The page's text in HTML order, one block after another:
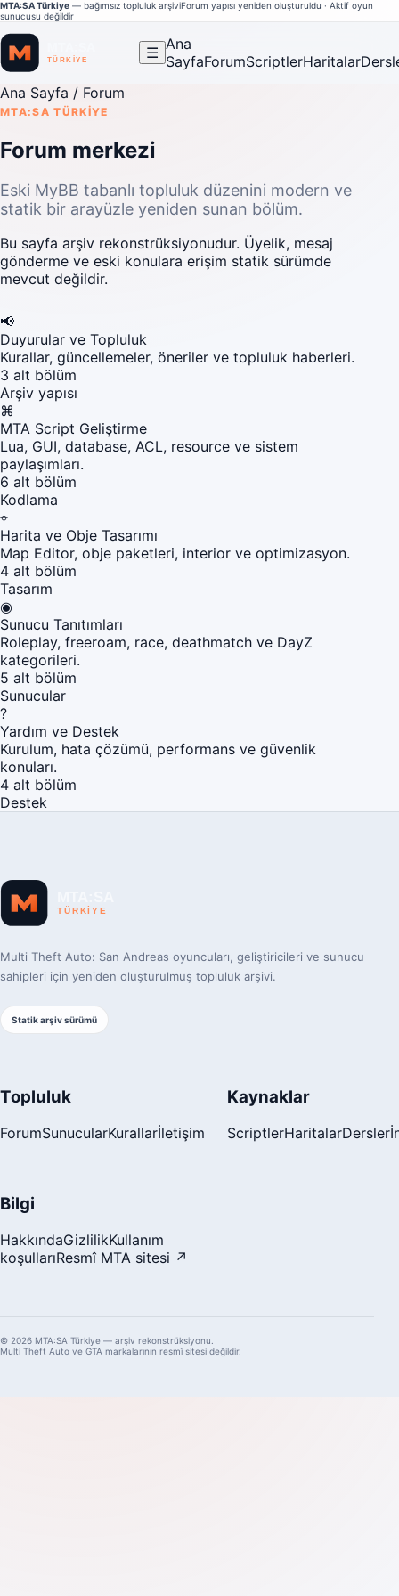
MTA:SA Türkiye — bağımsız topluluk arşiviForum yapısı yeniden oluşturuldu · Aktif oyun
sunucusu değildir
☰ Ana
SayfaForumScriptlerHaritalar
Ana Sayfa / Forum
MTA:SA TÜRKIYE
Forum merkezi
Eski MyBB tabanlı topluluk düzenini modern ve
statik bir arayüzle yeniden sunan bölüm.
Bu sayfa arşiv rekonstrüksiyonudur. Üyelik, mesaj
gönderme ve eski konulara erişim statik sürümde
mevcut değildir.
📢
Duyurular ve Topluluk
Kurallar, güncellemeler, öneriler ve topluluk haberleri.
3 alt bölüm
Arşiv yapısı
⌘
MTA Script Geliştirme
Lua, GUI, database, ACL, resource ve sistem
paylaşımları.
6 alt bölüm
Kodlama
⌖
Harita ve Obje Tasarımı
Map Editor, obje paketleri, interior ve optimizasyon.
4 alt bölüm
Tasarım
◉
Sunucu Tanıtımları
Roleplay, freeroam, race, deathmatch ve DayZ
kategorileri.
5 alt bölüm
Sunucular
?
Yardım ve Destek
Kurulum, hata çözümü, performans ve güvenlik
konuları.
4 alt bölüm
Destek
Multi Theft Auto: San Andreas oyuncuları, geliştiricileri ve sunucu
sahipleri için yeniden oluşturulmuş topluluk arşivi.
Statik arşiv sürümü
Topluluk
ForumSunucularKurallarİletişim
Kaynaklar
ScriptlerHaritalarDersler
Bilgi
HakkındaGizlilikKullanım
koşullarıResmî MTA sitesi ↗
© 2026 MTA:SA Türkiye — arşiv rekonstrüksiyonu.
Multi Theft Auto ve GTA markalarının resmî sitesi değildir.